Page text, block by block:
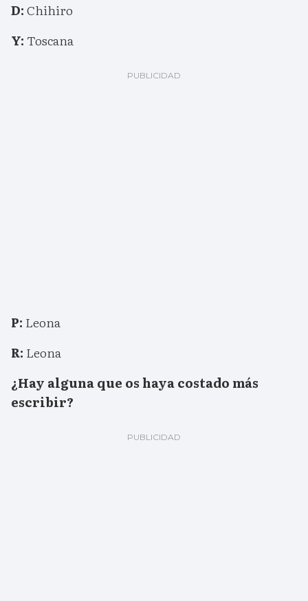
D:Chihiro
Y: Toscana
P: Leona
R: Leona
¿Hay alguna que os haya costado más
escribir?